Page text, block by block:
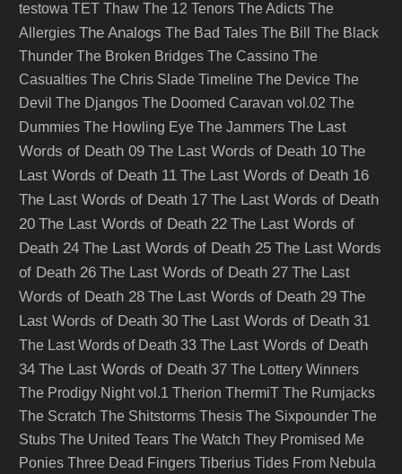
testowa TET Thaw The 12 Tenors The Adicts The
Allergies The Analogs The Bad Tales The Bill
The Black
Thunder The Broken Bridges The Cassino The
Casualties The Chris Slade Timeline The Device The
Devil The Djangos The Doomed Caravan vol.02 The
Dummies The Howling Eye The Jammers The Last
Words of Death 09 The Last Words of Death 10 The
Last Words of Death 11 The Last Words of Death 16
The Last Words of Death 17 The Last Words of Death
20 The Last Words of Death 22 The Last Words of
Death 24 The Last Words of Death 25 The Last Words
of Death 26 The Last Words of Death 27 The Last
Words of Death 28 The Last Words of Death 29 The
Last Words of Death 30 The Last Words of Death 31
The Last Words of Death 33 The Last Words of Death
34 The Last Words of Death 37 The Lottery Winners
The Prodigy Night vol.1 Therion ThermiT The Rumjacks
The Scratch The Shitstorms Thesis The Sixpounder The
Stubs The United Tears The Watch They Promised Me
Ponies Three Dead Fingers Tiberius Tides From Nebula